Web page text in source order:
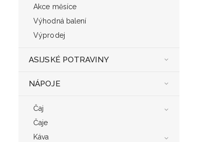
Akce měsíce
Výhodná balení
Výprodej
ASIJSKÉ POTRAVINY
NÁPOJE
Čaj
Čaje
Káva